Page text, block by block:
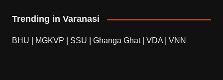
Trending in Varanasi
BHU MGKVP SSU Ghanga Ghat| VDA VNN